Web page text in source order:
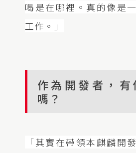
喝是在哪裡。真的像是
工作。」
作為開發者，有
嗎？
「其實在帶領本麒麟開